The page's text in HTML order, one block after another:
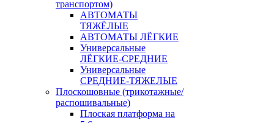
транспортом)
АВТОМАТЫ
ТЯЖЁЛЫЕ
АВТОМАТЫ ЛЁГКИЕ
Универсальные
ЛЁГКИЕ-СРЕДНИЕ
Универсальные
СРЕДНИЕ-ТЯЖЕЛЫЕ
Плоскошовные (трикотажные/
распошивальные)
Плоская платформа на